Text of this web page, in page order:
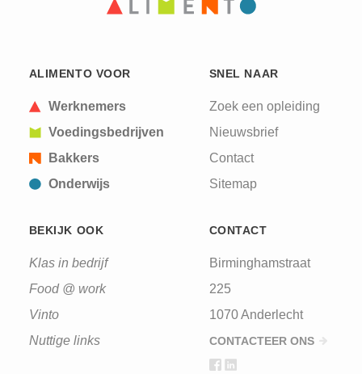
ALIMENTO VOOR
Werknemers
Voedingsbedrijven
Bakkers
Onderwijs
SNEL NAAR
Zoek een opleiding
Nieuwsbrief
Contact
Sitemap
BEKIJK OOK
Klas in bedrijf
Food @ work
Vinto
Nuttige links
CONTACT
Birminghamstraat
225
1070 Anderlecht
CONTACTEER ONS